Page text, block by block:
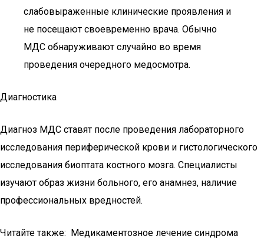
слабовыраженные клинические проявления и
не посещают своевременно врача. Обычно
МДС обнаруживают случайно во время
проведения очередного медосмотра.
Диагностика
Диагноз МДС ставят после проведения лабораторного
исследования периферической крови и гистологического
исследования биоптата костного мозга. Специалисты
изучают образ жизни больного, его анамнез, наличие
профессиональных вредностей.
Читайте также: Медикаментозное лечение синдрома